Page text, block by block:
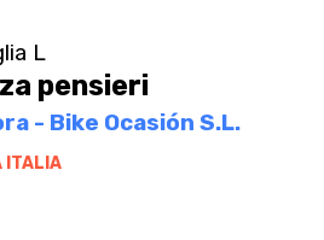
L
pensieri
- Bike Ocasión S.L.
ITALIA